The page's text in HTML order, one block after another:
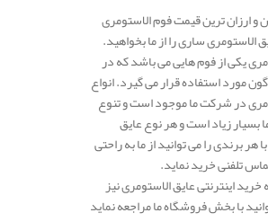
و ارزان ترین قیمت فوم الاستومری
الاستومری ساری را از ما بخواهید.
یکی از فوم هایی می باشد که در
مورد استفاده قرار می گیرد. انواع
در شرکت ما موجود است و تنوع
بسیار زیاد است و هر نوع عایق
هر برندی را می توانید از ما به راحتی
تلفنی خرید نماید.
خرید اینترنتی عایق الاستومری نیز
با بخش فروشگاه ما مراجعه نماید